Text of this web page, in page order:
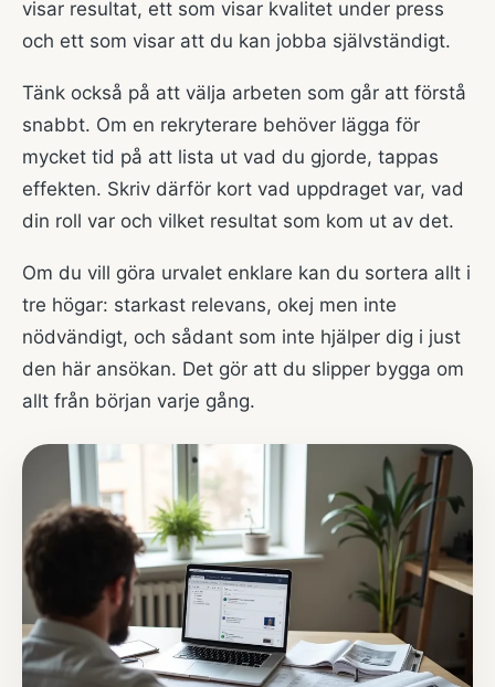
visar resultat, ett som visar kvalitet under press
och ett som visar att du kan jobba självständigt.
Tänk också på att välja arbeten som går att förstå
snabbt. Om en rekryterare behöver lägga för
mycket tid på att lista ut vad du gjorde, tappas
effekten. Skriv därför kort vad uppdraget var, vad
din roll var och vilket resultat som kom ut av det.
Om du vill göra urvalet enklare kan du sortera allt i
tre högar: starkast relevans, okej men inte
nödvändigt, och sådant som inte hjälper dig i just
den här ansökan. Det gör att du slipper bygga om
allt från början varje gång.